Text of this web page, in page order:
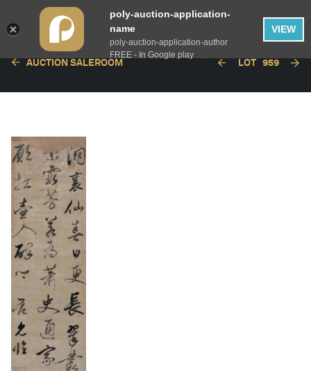
繁體中文
AUCTION SALEROOM LOT 959
poly-auction-application-
name
poly-auction-application-author
FREE - In Google play
VIEW